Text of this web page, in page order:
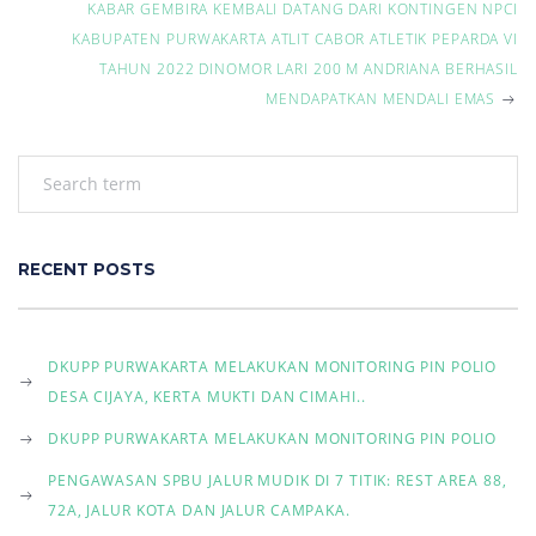
v
i
g
a
t
KABAR GEMBIRA KEMBALI DATANG DARI KONTINGEN NPCI
KABUPATEN PURWAKARTA ATLIT CABOR ATLETIK PEPARDA VI
TAHUN 2022 DINOMOR LARI 200 M ANDRIANA BERHASIL
MENDAPATKAN MENDALI EMAS
RECENT POSTS
DKUPP PURWAKARTA MELAKUKAN MONITORING PIN POLIO
DESA CIJAYA, KERTA MUKTI DAN CIMAHI..
DKUPP PURWAKARTA MELAKUKAN MONITORING PIN POLIO
PENGAWASAN SPBU JALUR MUDIK DI 7 TITIK: REST AREA 88,
72A, JALUR KOTA DAN JALUR CAMPAKA.